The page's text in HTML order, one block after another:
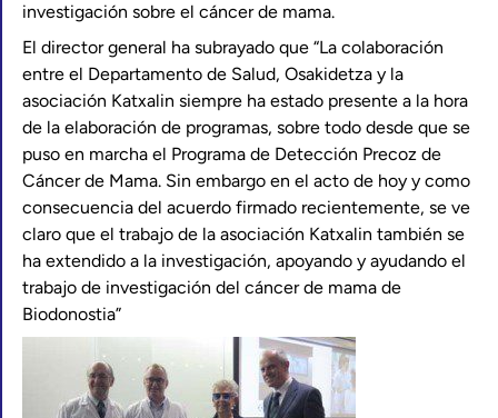
investigación sobre el cáncer de mama.
El director general ha subrayado que “La colaboración
entre el Departamento de Salud, Osakidetza y la
asociación Katxalin siempre ha estado presente a la hora
de la elaboración de programas, sobre todo desde que se
puso en marcha el Programa de Detección Precoz de
Cáncer de Mama. Sin embargo en el acto de hoy y como
consecuencia del acuerdo firmado recientemente, se ve
claro que el trabajo de la asociación Katxalin también se
ha extendido a la investigación, apoyando y ayudando el
trabajo de investigación del cáncer de mama de
Biodonostia”